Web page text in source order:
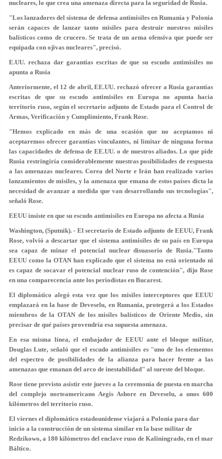
nucleares, lo que crea una amenaza directa para la seguridad de Rusia.
"Los lanzadores del sistema de defensa antimisiles en Rumanía y Polonia
serán capaces de lanzar tanto misiles para destruir nuestros misiles
balísticos como de crucero. Se trata de un arma ofensiva que puede ser
equipada con ojivas nucleares", precisó.
E.UU. rechaza dar garantías escritas de que su escudo antimisiles no
apunta a Rusia
Anteriormente, el 12 de abril, EE.UU. rechazó ofrecer a Rusia garantías
escritas de que su escudo antimisiles en Europa no apunta hacia
territorio ruso, según el secretario adjunto de Estado para el Control de
Armas, Verificación y Cumplimiento, Frank Rose.
"Hemos explicado en más de una ocasión que no aceptamos ni
aceptaremos ofrecer garantías vinculantes, ni limitar de ninguna forma
las capacidades de defensa de EE.UU. o de nuestros aliados. Lo que pide
Rusia restringiría considerablemente nuestras posibilidades de respuesta
a las amenazas nucleares. Corea del Norte e Irán han realizado varios
lanzamientos de misiles, y la amenaza que emana de estos países dicta la
necesidad de avanzar a medida que van desarrollando sus tecnologías",
señaló Rose.
EEUU insiste en que su escudo antimisiles en Europa no afecta a Rusia
Washington, (Sputnik). - El secretario de Estado adjunto de EEUU, Frank
Rose, volvió a descartar que el sistema antimisiles de su país en Europa
sea capaz de minar el potencial nuclear disuasorio de Rusia."Tanto
EEUU como la OTAN han explicado que el sistema no está orientado ni
es capaz de socavar el potencial nuclear ruso de contención", dijo Rose
en una comparecencia ante los periodistas en Bucarest.
El diplomático alegó esta vez que los misiles interceptores que EEUU
emplazará en la base de Deveselu, en Rumania, protegerá a los Estados
miembros de la OTAN de los misiles balísticos de Oriente Medio, sin
precisar de qué países provendría esa supuesta amenaza.
En esa misma línea, el embajador de EEUU ante el bloque militar,
Douglas Lute, señaló que el escudo antimisiles es "uno de los elementos
del espectro de posibilidades de la alianza para hacer frente a las
amenazas que emanan del arco de inestabilidad" al sureste del bloque.
Rose tiene previsto asistir este jueves a la ceremonia de puesta en marcha
del complejo norteamericano Aegis Ashore en Deveselu, a unos 600
kilómetros del territorio ruso.
El viernes el diplomático estadounidense viajará a Polonia para dar
inicio a la construcción de un sistema similar en la base militar de
Redzikowo, a 180 kilómetros del enclave ruso de Kaliningrado, en el mar
Báltico.